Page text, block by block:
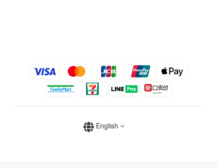
English